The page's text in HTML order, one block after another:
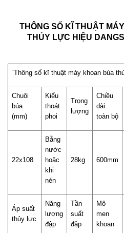
THÔNG SỐ KĨ THUẬT
THỦY LỰC HIỆU
`Thông số kĩ thuật máy khoan búa
Chuôi
búa
(mm)
Kiểu
thoát
phoi
Trọng
lượng
Chiều
dài
toàn bộ
22x108
Bằng
nước
hoặc
khi
nén
28kg 600mm
Áp suất
thủy lực
Năng
lượng
đập
Tần
suất
đập
Mô
men
khoan